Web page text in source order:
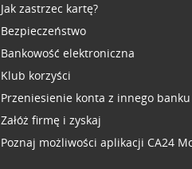
Jak zastrzec kartę?
Bezpieczeństwo
Bankowość elektroniczna
Klub korzyści
Przeniesienie konta z innego banku
Załóż firmę i zyskaj
Poznaj możliwości aplikacji CA24